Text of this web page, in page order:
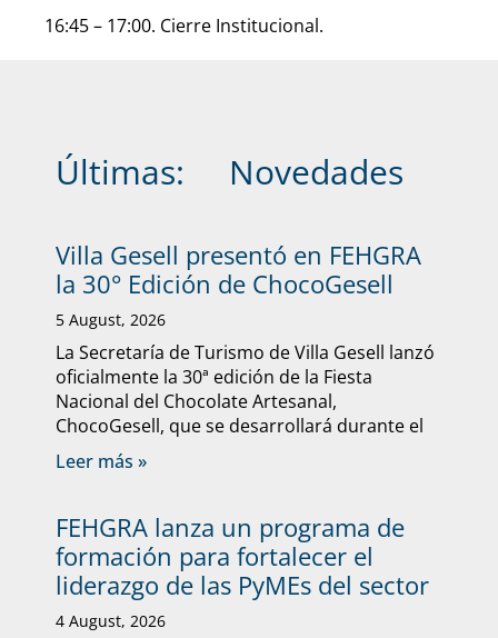
16:45 – 17:00. Cierre Institucional.
Últimas: Novedades
Villa Gesell presentó en FEHGRA
la 30° Edición de ChocoGesell
5 August, 2026
La Secretaría de Turismo de Villa Gesell lanzó
oficialmente la 30ª edición de la Fiesta
Nacional del Chocolate Artesanal,
ChocoGesell, que se desarrollará durante el
Leer más »
FEHGRA lanza un programa de
formación para fortalecer el
liderazgo de las PyMEs del sector
4 August, 2026